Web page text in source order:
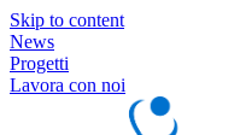
Skip to content
News
Progetti
Lavora con noi